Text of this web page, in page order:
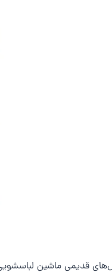
مدل‌های قدیمی ماشین